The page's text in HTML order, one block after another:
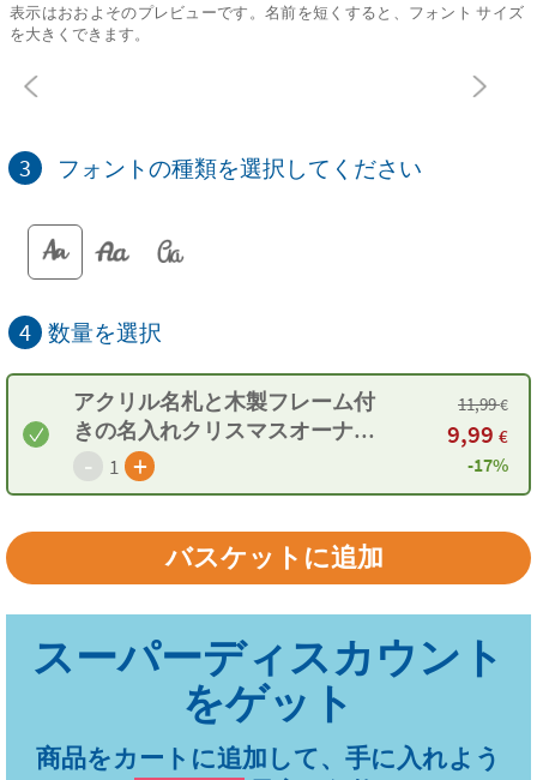
表示はおおよそのプレビューです。名前を短くすると、フォント サイズ
を大きくできます。
3 フォントの種類を選択してください
4 数量を選択
アクリル名札と木製フレーム付
きの名入れクリスマスオーナメ
ント
- 1 +
11,99€
9,99 €
-17%
商品をカートに追加して、手に入れよう